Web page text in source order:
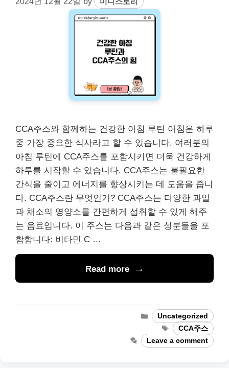
CCA주스와 함께하는 건강한 아침 루틴 아침은 하루
중 가장 중요한 식사라고 할 수 있습니다. 여러분의
아침 루틴에 CCA주스를 포함시키면 더욱 건강하게
하루를 시작할 수 있습니다. CCA주스는 불필요한
간식을 줄이고 에너지를 향상시키는 데 도움을 줍니
다. CCA주스란 무엇인가? CCA주스는 다양한 과일
과 채소의 영양소를 간편하게 섭취할 수 있게 해주
는 음료입니다. 이 주스는 다음과 같은 성분들을 포
함합니다: 비타민 C …
Read more
Categories
Uncategorized
Tags
CCA주스
Leave a comment